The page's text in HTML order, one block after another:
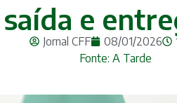
e
Jornal CFF 08/01/2026
Fonte: A Tarde